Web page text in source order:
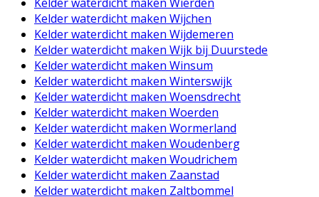
Kelder waterdicht maken Wijchen
Kelder waterdicht maken Wijdemeren
Kelder waterdicht maken Wijk bij Duurstede
Kelder waterdicht maken Winsum
Kelder waterdicht maken Winterswijk
Kelder waterdicht maken Woensdrecht
Kelder waterdicht maken Woerden
Kelder waterdicht maken Wormerland
Kelder waterdicht maken Woudenberg
Kelder waterdicht maken Woudrichem
Kelder waterdicht maken Zaanstad
Kelder waterdicht maken Zaltbommel